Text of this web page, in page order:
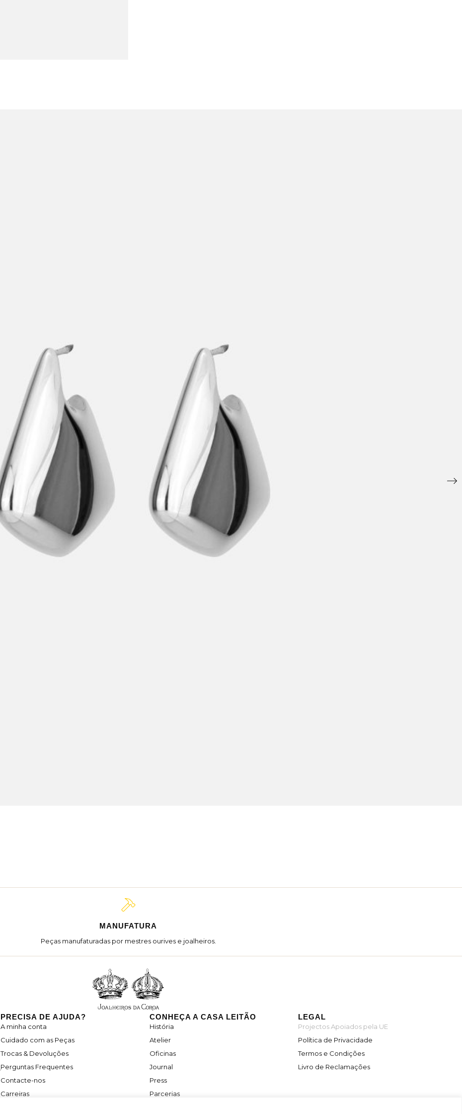
MANUFATURA
Peças manufaturadas por mestres ourives e joalheiros.
PRECISA DE AJUDA?
A minha conta
Cuidado com as Peças
Trocas & Devoluções
Perguntas Frequentes
Contacte-nos
Carreiras
CONHEÇA A CASA LEITÃO
História
Atelier
Oficinas
Journal
Press
Parcerias
LEGAL
Projectos Apoiados pela UE
Política de Privacidade
Termos e Condições
Livro de Reclamações